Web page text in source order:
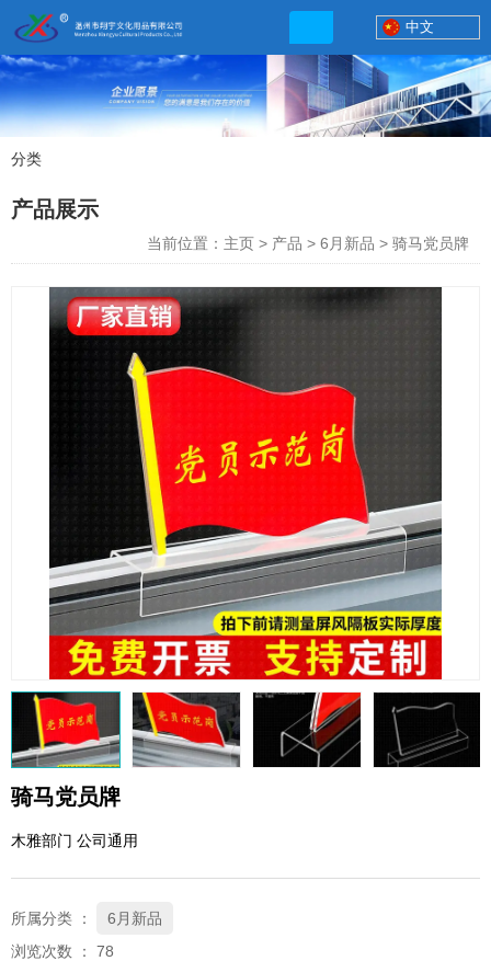
联系电话
http://xybp.tmall.com http://wzxybp.1688.com
xybp@qq.com
中文
分类
产品展示
当前位置：主页 > 产品 > 6月新品 > 骑马党员牌
骑马党员牌
木雅部门 公司通用
所属分类 ：
6月新品
浏览次数 ： 78